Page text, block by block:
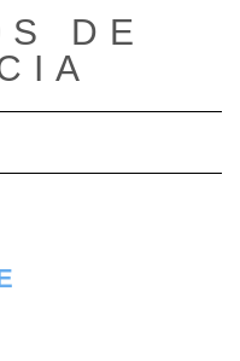
DE
modo de navegación